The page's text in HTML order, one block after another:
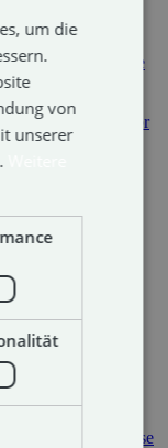
ENGLISH
um die
von
unserer